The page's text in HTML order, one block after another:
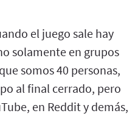
el juego sale hay
solamente en grupos
somos 40 personas,
al final cerrado, pero
en Reddit y demás,